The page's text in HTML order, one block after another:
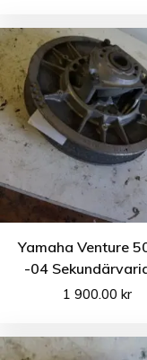
Yamaha Venture
-04
1 900.00 kr